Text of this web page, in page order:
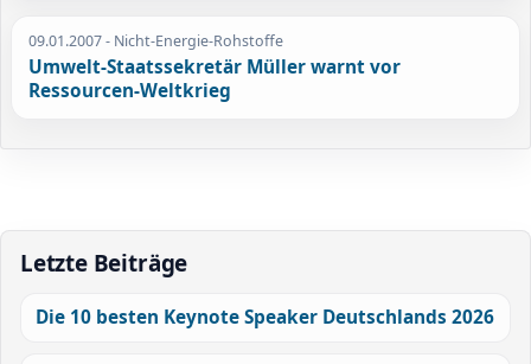
09.01.2007- Nicht-Energie-Rohstoffe
Umwelt-Staatssekretär Müller warnt vor
Ressourcen-Weltkrieg
Letzte Beiträge
Die 10 besten Keynote Speaker Deutschlands 2026